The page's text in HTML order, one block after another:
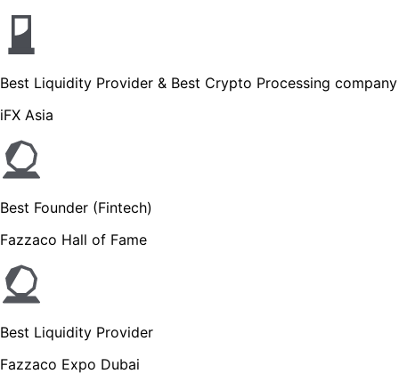
Best Liquidity Provider & Best Crypto Processing company
iFX Asia
Best Founder (Fintech)
Fazzaco Hall of Fame
Best Liquidity Provider
Fazzaco Expo Dubai